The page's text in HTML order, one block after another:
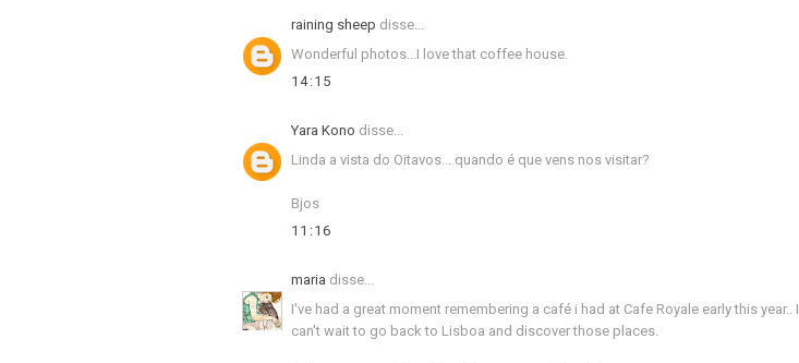
raining sheep disse...
Wonderful photos...I love that coffee house.
14:15
Yara Kono disse...
Linda a vista do Oitavos... quando é que vens nos visitar?
Bjos
11:16
maria disse...
I've had a great moment remembering a café i had at Cafe Royale early this year.. I
can't wait to go back to Lisboa and discover those places.